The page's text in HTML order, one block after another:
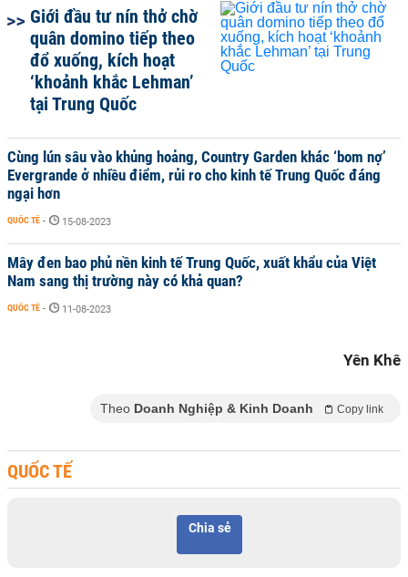
Giới đầu tư nín thở chờ
quân domino tiếp theo
đổ xuống, kích hoạt
‘khoảnh khắc Lehman’
tại Trung Quốc
Cùng lún sâu vào khủng hoảng, Country Garden khác ‘bom nợ’
Evergrande ở nhiều điểm, rủi ro cho kinh tế Trung Quốc đáng
ngại hơn
QUỐC TẾ - 15-08-2023
Mây đen bao phủ nền kinh tế Trung Quốc, xuất khẩu của Việt
Nam sang thị trường này có khả quan?
QUỐC TẾ - 11-08-2023
Yên Khê
Theo Doanh Nghiệp & Kinh Doanh Copy link
QUỐC TẾ
Chia sẻ